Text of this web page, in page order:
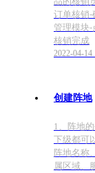
订单核销-
管理模块-
核销完成
2022-04-14
创建阵地
1、阵地
下级都可
阵地名称
属区域、